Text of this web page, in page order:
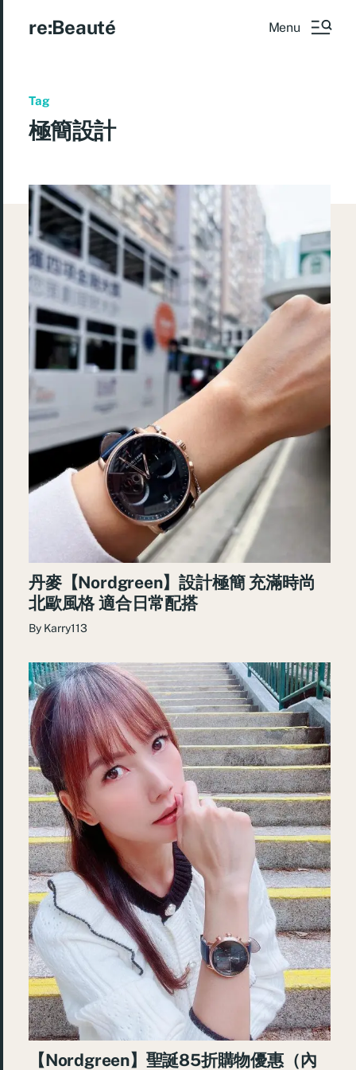
re:Beauté Menu
Tag
極簡設計
丹麥【Nordgreen】設計極簡 充滿時尚
北歐風格 適合日常配搭
By Karry113
【Nordgreen】聖誕85折購物優惠（內